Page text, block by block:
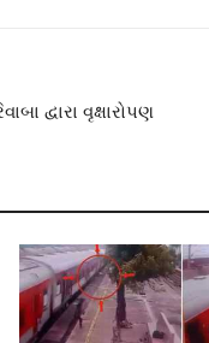
દ્વારા વૃક્ષારોપણ